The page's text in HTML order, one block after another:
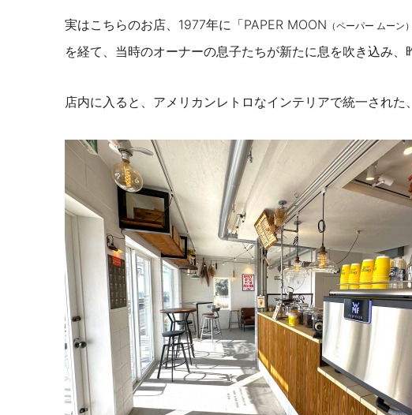
実はこちらのお店、 1977年に「PAPER MOON （ペーパー ムーン）
を経て、当時のオーナーの息子たちが新たに息を吹き込み、
店内に入ると、アメリカンレトロなインテリアで統一された